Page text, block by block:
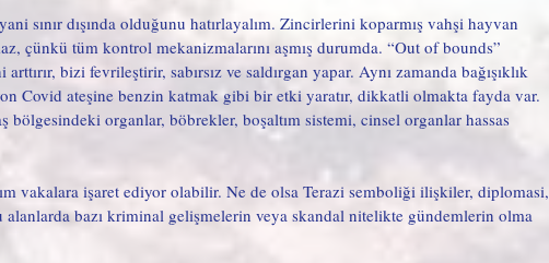
sınır dışında olduğunu hatırlayalım. Zincirlerini koparmış vahşi hayvan
çünkü tüm kontrol mekanizmalarını aşmış durumda. “Out of bounds”
bizi fevrileştirir, sabırsız ve saldırgan yapar. Aynı zamanda bağışıklık
Covid ateşine benzin katmak gibi bir etki yaratır, dikkatli olmakta fayda var.
bölgesindeki organlar, böbrekler, boşaltım sistemi, cinsel organlar hassas
vakalara işaret ediyor olabilir. Ne de olsa Terazi semboliği ilişkiler, diplomasi,
alanlarda bazı kriminal gelişmelerin veya skandal nitelikte gündemlerin olma